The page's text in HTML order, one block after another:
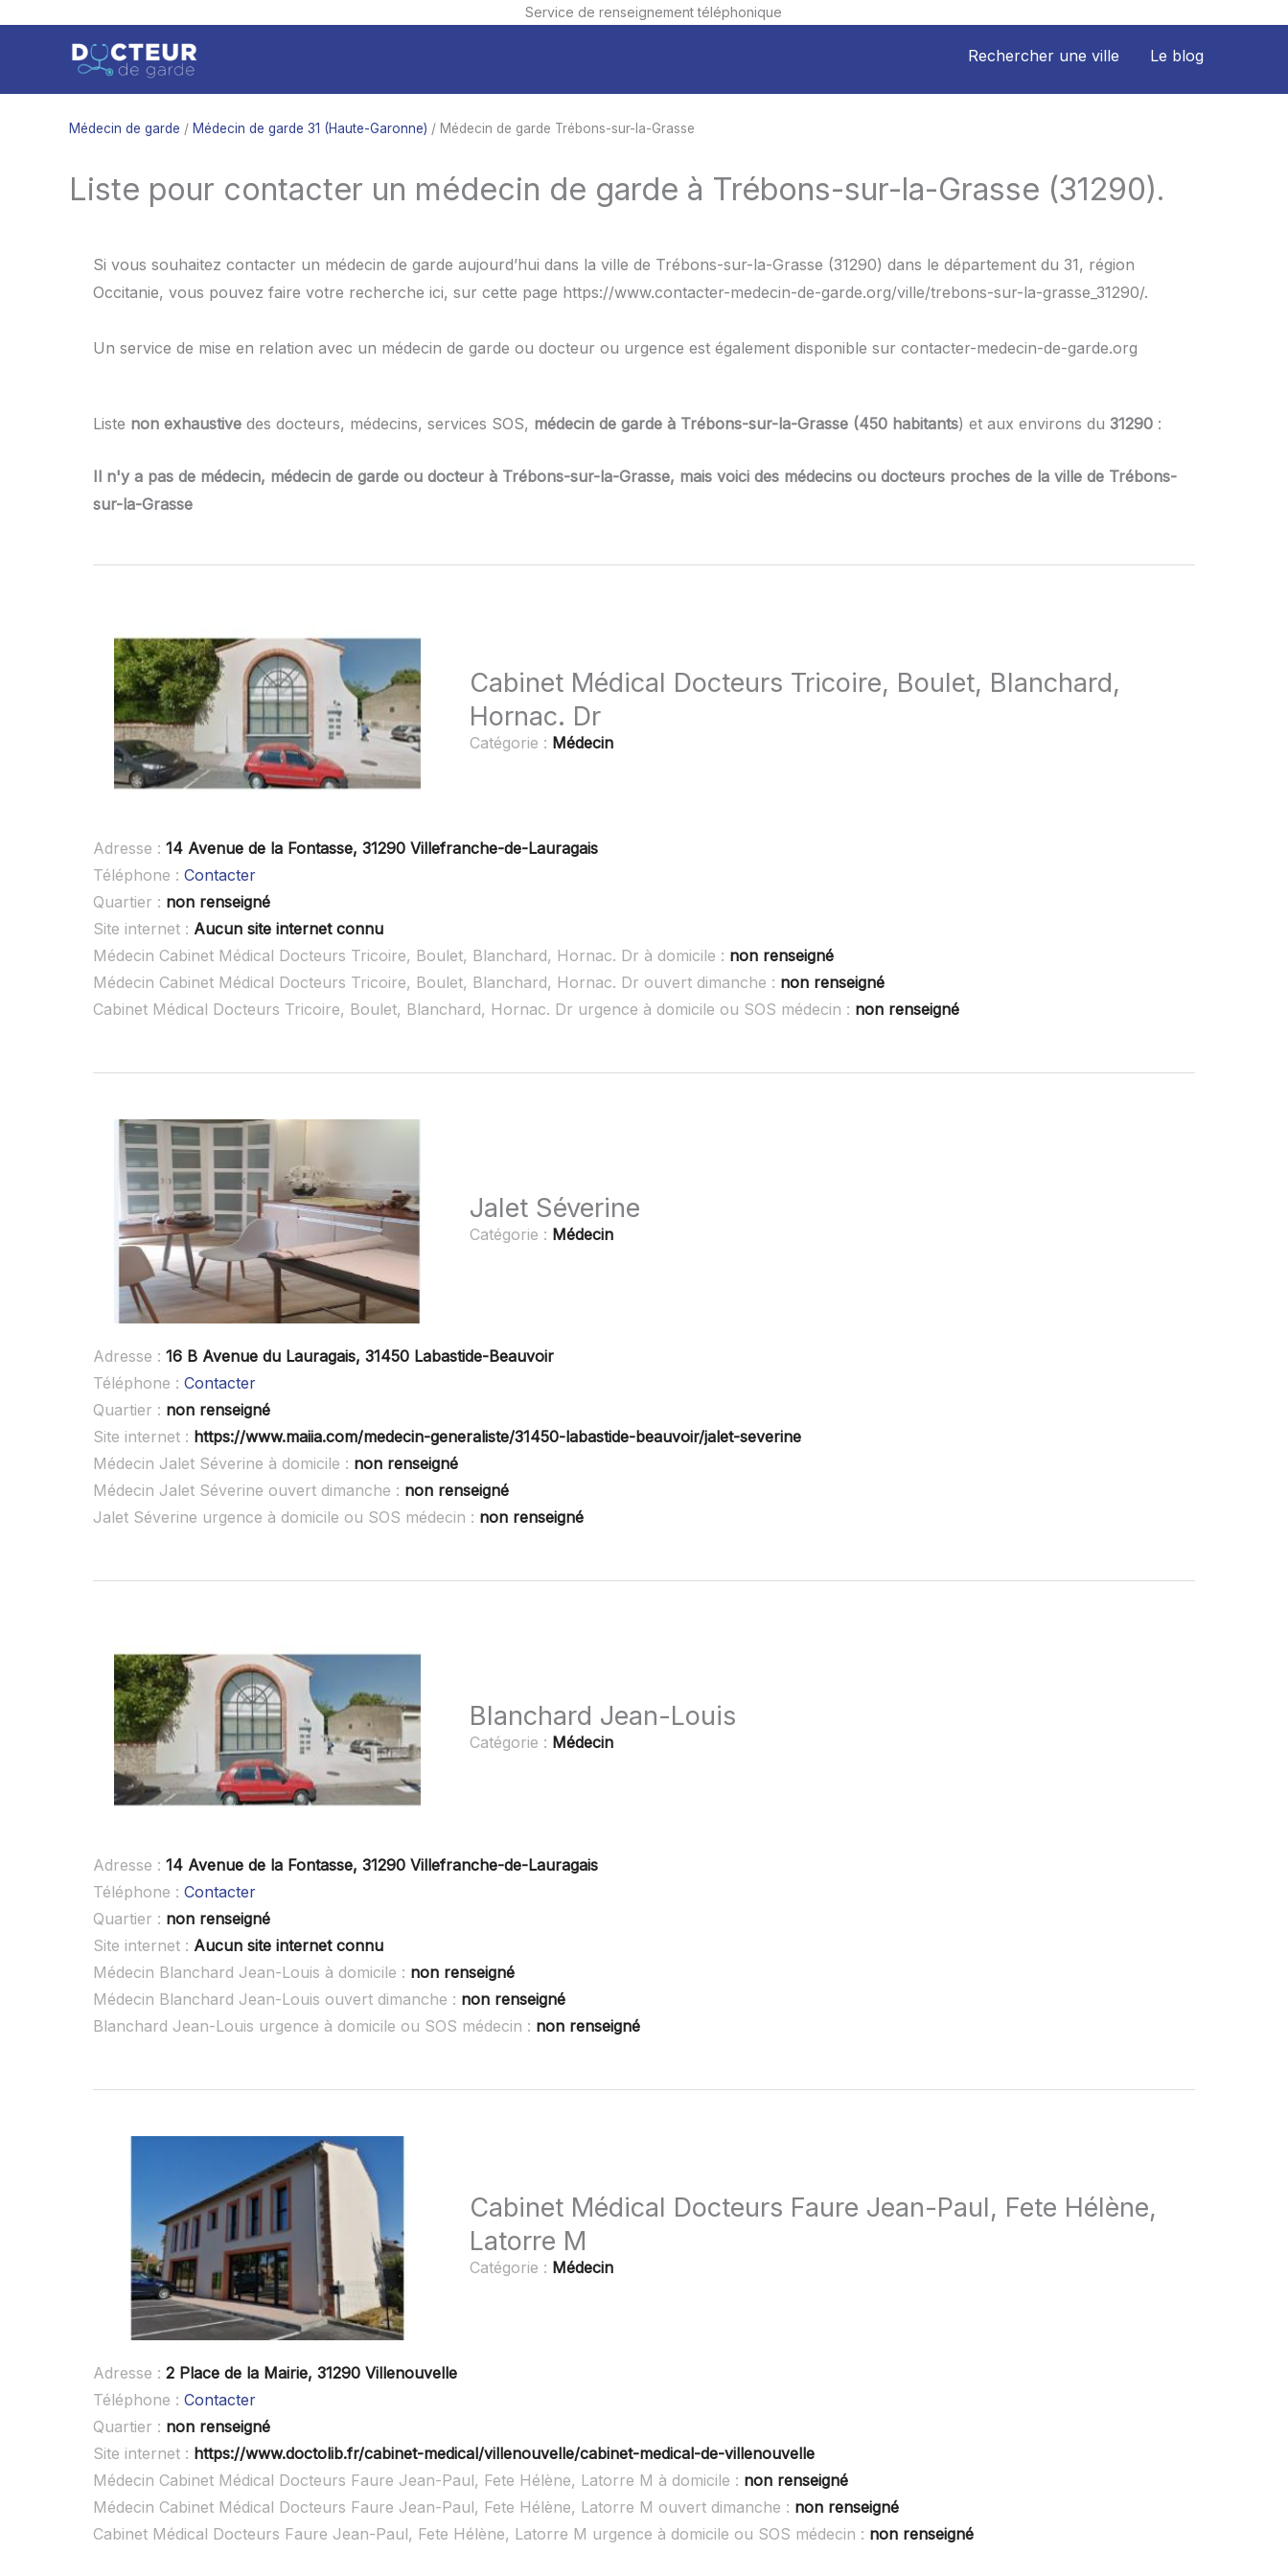
Service de renseignement téléphonique
contenu
Rechercher une ville Le blog
Médecin de garde / Médecin de garde 31 (Haute-Garonne) / Médecin de garde Trébons-sur-la-Grasse
Liste pour contacter un médecin de garde à Trébons-sur-la-Grasse (31290).
Si vous souhaitez contacter un médecin de garde aujourd’hui dans la ville de Trébons-sur-la-Grasse (31290) dans le département du 31, région
Occitanie, vous pouvez faire votre recherche ici, sur cette page https://www.contacter-medecin-de-garde.org/ville/trebons-sur-la-grasse_31290/.
Un service de mise en relation avec un médecin de garde ou docteur ou urgence est également disponible sur contacter-medecin-de-garde.org
Liste non exhaustive des docteurs, médecins, services SOS, médecin de garde à Trébons-sur-la-Grasse (450 habitants) et aux environs du 31290 :
Il n'y a pas de médecin, médecin de garde ou docteur à Trébons-sur-la-Grasse, mais voici des médecins ou docteurs proches de la ville de Trébons-
sur-la-Grasse
Cabinet Médical Docteurs Tricoire, Boulet, Blanchard,
Hornac. Dr
Catégorie : Médecin
Adresse : 14 Avenue de la Fontasse, 31290 Villefranche-de-Lauragais
Téléphone : Contacter
Quartier : non renseigné
Site internet : Aucun site internet connu
Médecin Cabinet Médical Docteurs Tricoire, Boulet, Blanchard, Hornac. Dr à domicile : non renseigné
Médecin Cabinet Médical Docteurs Tricoire, Boulet, Blanchard, Hornac. Dr ouvert dimanche : non renseigné
Cabinet Médical Docteurs Tricoire, Boulet, Blanchard, Hornac. Dr urgence à domicile ou SOS médecin : non renseigné
Jalet Séverine
Catégorie : Médecin
Adresse : 16 B Avenue du Lauragais, 31450 Labastide-Beauvoir
Téléphone : Contacter
Quartier : non renseigné
Site internet : https://www.maiia.com/medecin-generaliste/31450-labastide-beauvoir/jalet-severine
Médecin Jalet Séverine à domicile : non renseigné
Médecin Jalet Séverine ouvert dimanche : non renseigné
Jalet Séverine urgence à domicile ou SOS médecin : non renseigné
Blanchard Jean-Louis
Catégorie : Médecin
Adresse : 14 Avenue de la Fontasse, 31290 Villefranche-de-Lauragais
Téléphone : Contacter
Quartier : non renseigné
Site internet : Aucun site internet connu
Médecin Blanchard Jean-Louis à domicile : non renseigné
Médecin Blanchard Jean-Louis ouvert dimanche : non renseigné
Blanchard Jean-Louis urgence à domicile ou SOS médecin : non renseigné
Cabinet Médical Docteurs Faure Jean-Paul, Fete Hélène,
Latorre M
Catégorie : Médecin
Adresse : 2 Place de la Mairie, 31290 Villenouvelle
Téléphone : Contacter
Quartier : non renseigné
Site internet : https://www.doctolib.fr/cabinet-medical/villenouvelle/cabinet-medical-de-villenouvelle
Médecin Cabinet Médical Docteurs Faure Jean-Paul, Fete Hélène, Latorre M à domicile : non renseigné
Médecin Cabinet Médical Docteurs Faure Jean-Paul, Fete Hélène, Latorre M ouvert dimanche : non renseigné
Cabinet Médical Docteurs Faure Jean-Paul, Fete Hélène, Latorre M urgence à domicile ou SOS médecin : non renseigné